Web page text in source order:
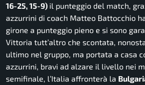
16-25, 15-9) il punteggio del match,
azzurrini di coach Matteo Battocchio
girone a punteggio pieno e si sono
Vittoria tutt’altro che scontata,
ultimo nel gruppo, ma portata a casa
azzurrini, bravi ad alzare il livello nei
semifinale, l’Italia affronterà la